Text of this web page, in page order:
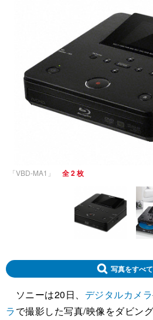
「VBD-MA1」 全 2 枚
写真をすべ
ソニーは20日、 デジタルカメラ
ラで撮影した写真/映像をダビン